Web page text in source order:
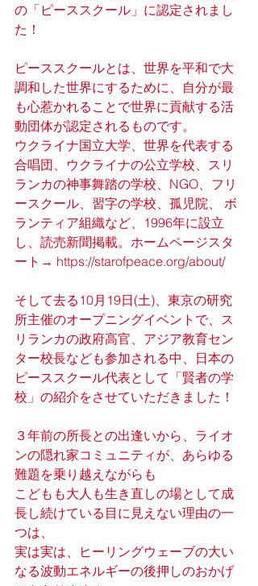
の「ピーススクール」に認定されまし
た！
ピーススクールとは、世界を平和で大
調和した世界にするために、自分が最
も心惹かれることで世界に貢献する活
動団体が認定されるものです。
ウクライナ国立大学、世界を代表する
合唱団、ウクライナの公立学校、スリ
ランカの神事舞踏の学校、NGO、フリ
ースクール、習字の学校、孤児院、 ボ
ランティア組織など、1996年に設立
し、読売新聞掲載。ホームページスタ
ート→ https://starofpeace.org/about/
そして去る10月19日(土)、東京の研究
所主催のオープニングイベントで、ス
リランカの政府高官、アジア教育セン
ター校長なども参加される中、日本の
ピーススクール代表として「賢者の学
校」の紹介をさせていただきました！
３年前の所長との出逢いから、ライオ
ンの隠れ家コミュニティが、あらゆる
難題を乗り越えながらも
こどもも大人も生き直しの場として成
長し続けている目に見えない理由の一
つは、
実は実は、ヒーリングウェーブの大い
なる波動エネルギーの後押しのおかげ